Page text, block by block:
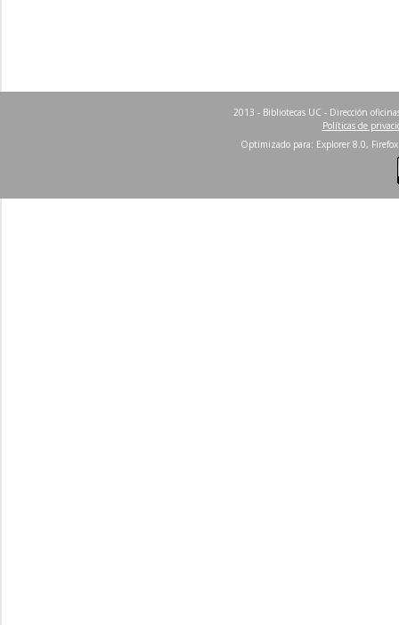
2013 - Bibliotecas UC - Dirección
Políticas de
Optimizado para: Explorer 8.0,